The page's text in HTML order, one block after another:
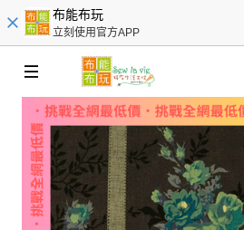
布能布玩
立刻使用官方APP